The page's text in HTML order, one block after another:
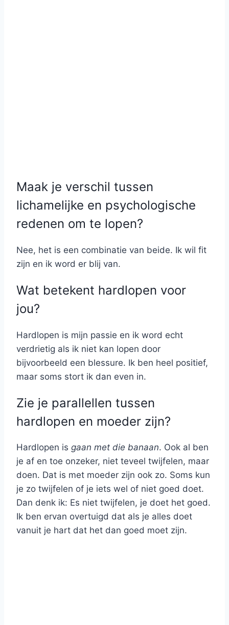
Maak je verschil tussen
lichamelijke en psychologische
redenen om te lopen?
Nee, het is een combinatie van beide. Ik wil fit
zijn en ik word er blij van.
Wat betekent hardlopen voor
jou?
Hardlopen is mijn passie en ik word echt
verdrietig als ik niet kan lopen door
bijvoorbeeld een blessure. Ik ben heel positief,
maar soms stort ik dan even in.
Zie je parallellen tussen
hardlopen en moeder zijn?
Hardlopen is gaan met die banaan. Ook al ben
je af en toe onzeker, niet teveel twijfelen, maar
doen. Dat is met moeder zijn ook zo. Soms kun
je zo twijfelen of je iets wel of niet goed doet.
Dan denk ik: Es niet twijfelen, je doet het goed.
Ik ben ervan overtuigd dat als je alles doet
vanuit je hart dat het dan goed moet zijn.